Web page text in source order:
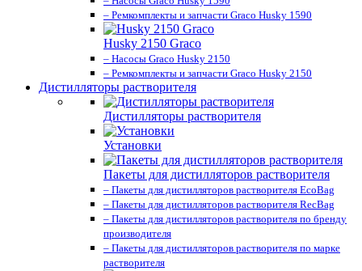
– Ремкомплекты и запчасти Graco Husky 1590
Husky 2150 Graco
– Насосы Graco Husky 2150
– Ремкомплекты и запчасти Graco Husky 2150
Дистилляторы растворителя
Дистилляторы растворителя
Установки
Пакеты для дистилляторов растворителя
– Пакеты для дистилляторов растворителя EcoBag
– Пакеты для дистилляторов растворителя RecBag
– Пакеты для дистилляторов растворителя по бренду
производителя
– Пакеты для дистилляторов растворителя по марке
растворителя